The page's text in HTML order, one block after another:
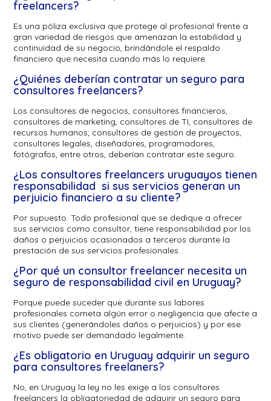
freelancers?
Es una póliza exclusiva que protege al profesional frente a
gran variedad de riesgos que amenazan la estabilidad y
continuidad de su negocio, brindándole el respaldo
financiero que necesita cuando más lo requiere.
¿Quiénes deberían contratar un seguro para
consultores freelancers?
Los consultores de negocios, consultores financieros,
consultores de marketing, consultores de TI, consultores de
recursos humanos; consultores de gestión de proyectos,
consultores legales, diseñadores, programadores,
fotógrafos, entre otros, deberían contratar este seguro.
¿Los consultores freelancers uruguayos tienen
responsabilidad si sus servicios generan un
perjuicio financiero a su cliente?
Por supuesto. Todo profesional que se dedique a ofrecer
sus servicios como consultor, tiene responsabilidad por los
daños o perjuicios ocasionados a terceros durante la
prestación de sus servicios profesionales.
¿Por qué un consultor freelancer necesita un
seguro de responsabilidad civil en Uruguay?
Porque puede suceder que durante sus labores
profesionales cometa algún error o negligencia que afecte a
sus clientes (generándoles daños o perjuicios) y por ese
motivo puede ser demandado legalmente.
¿Es obligatorio en Uruguay adquirir un seguro
para consultores freelaners?
No, en Uruguay la ley no les exige a los consultores
freelancers la obligatoriedad de adquirir un seguro para